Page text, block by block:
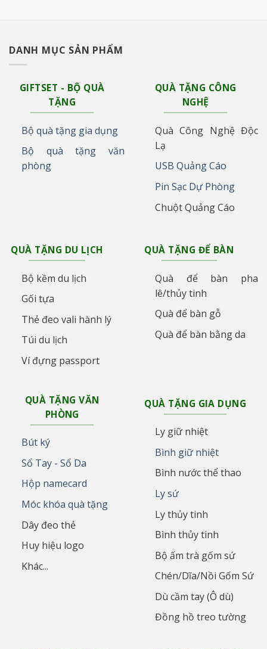
DANH MỤC SẢN PHẨM
GIFTSET - BỘ QUÀ
TẶNG
Bộ quà tặng gia dụng
Bộ quà tặng văn
phòng
QUÀ TẶNG CÔNG
NGHỆ
Quà Công Nghệ Độc
Lạ
USB Quảng Cáo
Pin Sạc Dự Phòng
Chuột Quảng Cáo
QUÀ TẶNG DU LỊCH
Bộ kềm du lịch
Gối tựa
Thẻ đeo vali hành lý
Túi du lịch
Ví đựng passport
QUÀ TẶNG ĐỂ BÀN
Quà để bàn pha
lê/thủy tinh
Quà để bàn gỗ
Quà để bàn bằng da
QUÀ TẶNG VĂN
PHÒNG
Bút ký
Sổ Tay - Sổ Da
Hộp namecard
Móc khóa quà tặng
Dây đeo thẻ
Huy hiệu logo
Khác...
QUÀ TẶNG GIA DỤNG
Ly giữ nhiệt
Bình giữ nhiệt
Bình nước thể thao
Ly sứ
Ly thủy tinh
Bình thủy tinh
Bộ ấm trà gốm sứ
Chén/Dĩa/Nồi Gốm Sứ
Dù cầm tay (Ô dù)
Đồng hồ treo tường